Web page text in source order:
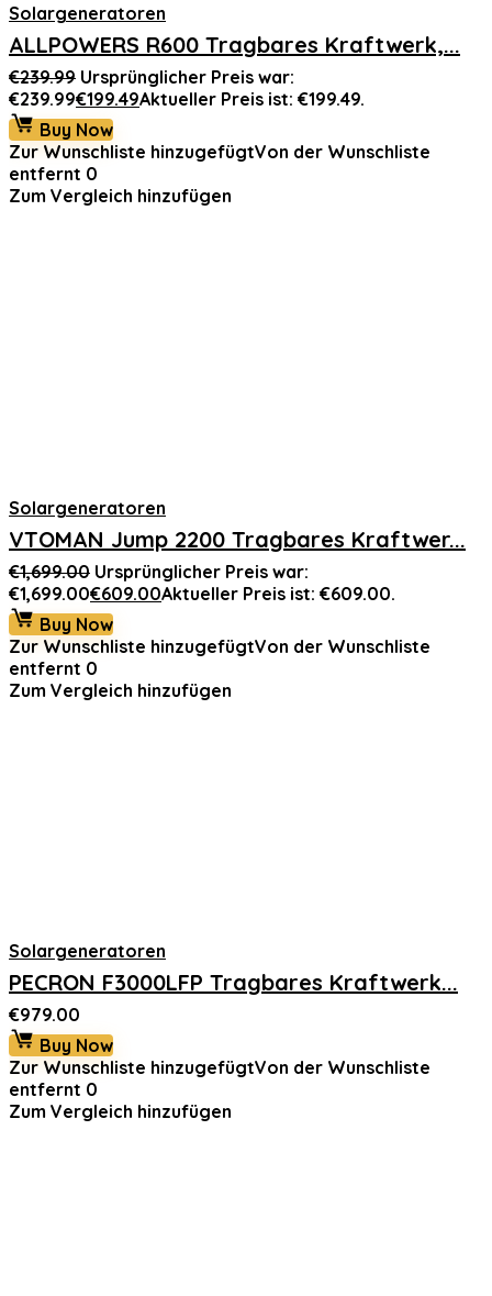
Solargeneratoren
ALLPOWERS R600 Tragbares Kraftwerk,...
€239.99 Ursprünglicher Preis war:
€239.99€199.49Aktueller Preis ist: €199.49.
Buy Now
Zur Wunschliste hinzugefügtVon der Wunschliste
entfernt 0
Zum Vergleich hinzufügen
Solargeneratoren
VTOMAN Jump 2200 Tragbares Kraftwer...
€1,699.00 Ursprünglicher Preis war:
€1,699.00€609.00Aktueller Preis ist: €609.00.
Buy Now
Zur Wunschliste hinzugefügtVon der Wunschliste
entfernt 0
Zum Vergleich hinzufügen
Solargeneratoren
PECRON F3000LFP Tragbares Kraftwerk...
€979.00
Buy Now
Zur Wunschliste hinzugefügtVon der Wunschliste
entfernt 0
Zum Vergleich hinzufügen